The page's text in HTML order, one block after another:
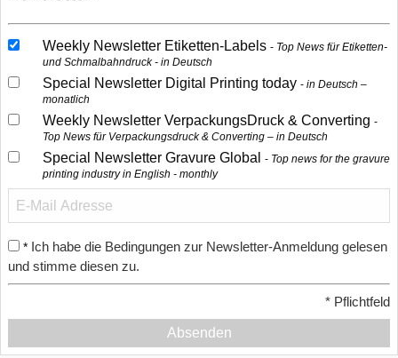
Weekly Newsletter Etiketten-Labels
Top News für Etiketten-
und Schmalbahndruck - in Deutsch
Special Newsletter Digital Printing today
in Deutsch –
monatlich
Weekly Newsletter VerpackungsDruck & Converting
Top News für Verpackungsdruck & Converting – in Deutsch
Special Newsletter Gravure Global
Top news for the gravure
printing industry in English - monthly
* Ich habe die Bedingungen zur Newsletter-Anmeldung gelesen
und stimme diesen zu.
* Pflichtfeld
Absenden